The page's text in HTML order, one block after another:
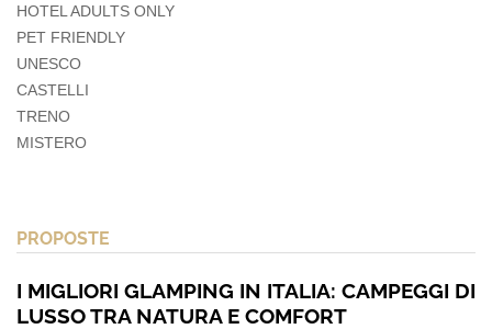
HOTEL ADULTS ONLY
PET FRIENDLY
UNESCO
CASTELLI
TRENO
MISTERO
PROPOSTE
I MIGLIORI GLAMPING IN ITALIA: CAMPEGGI DI
LUSSO TRA NATURA E COMFORT